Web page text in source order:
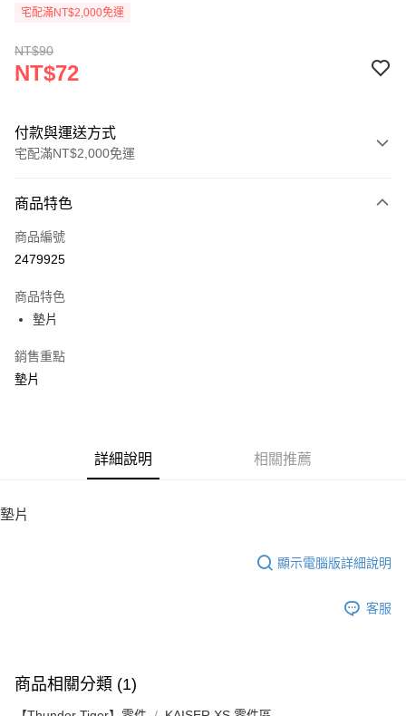
宅配滿NT$2,000免運
NT$90
NT$72
付款與運送方式
宅配滿NT$2,000免運
信用卡一次付款
LINE Pay
街口支付
悠遊付
ATM付款
每筆NT$100，滿NT$2,000(含以上)免運費
商品特色
商品編號
2479925
商品特色
墊片
銷售重點
墊片
詳細說明 相關推薦
墊片
顯示電腦版詳細說明
客服
商品相關分類 (1)